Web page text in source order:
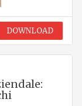
DOWNLOAD